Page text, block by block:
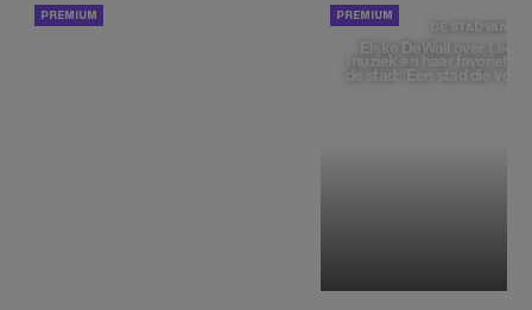
DE STAD VAN
Elske DeWall over
muziek en haar favoriete
de stad: 'Een stad die